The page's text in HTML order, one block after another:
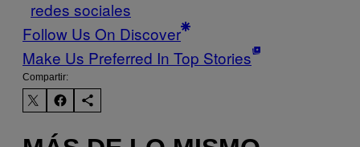
redes sociales
Follow Us On Discover
Make Us Preferred In Top Stories
Compartir: